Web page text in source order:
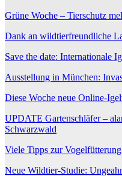
Grüne Woche – Tierschutz
Dank an wildtierfreundliche
Save the date: Internationale
Ausstellung in München:
Diese Woche neue Online-
UPDATE Gartenschläfer –
Schwarzwald
Viele Tipps zur
Neue Wildtier-Studie: